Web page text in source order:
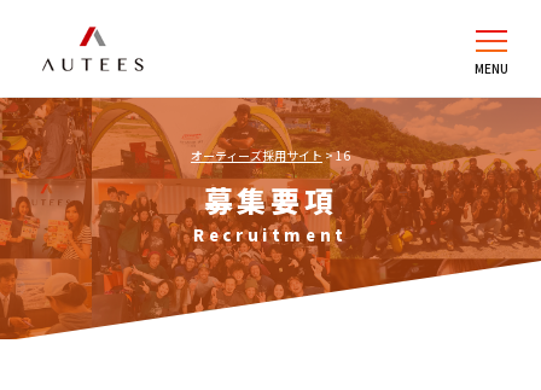
オーティーズ採用サイト >16
募集要項
Recruitment